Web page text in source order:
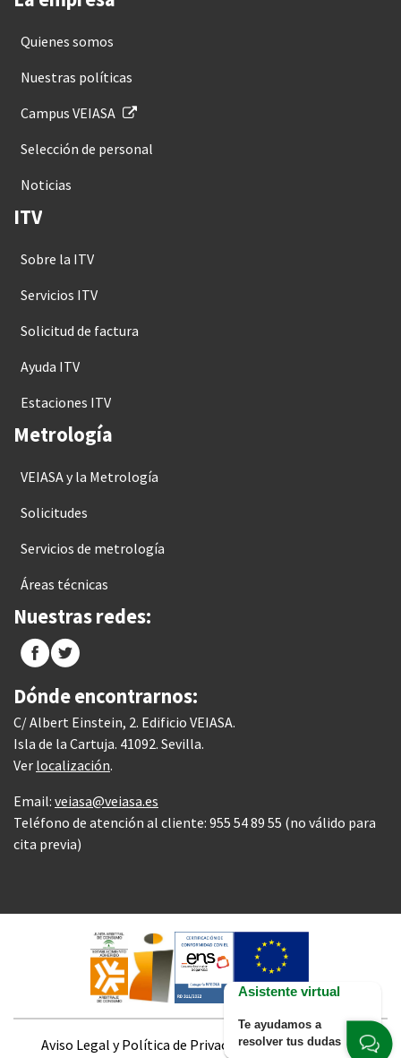
Quienes somos
Nuestras políticas
Campus VEIASA
Selección de personal
Noticias
ITV
Sobre la ITV
Servicios ITV
Solicitud de factura
Ayuda ITV
Estaciones ITV
Metrología
VEIASA y la Metrología
Solicitudes
Servicios de metrología
Áreas técnicas
Nuestras redes:
Dónde encontrarnos:
C/ Albert Einstein, 2. Edificio VEIASA.
Isla de la Cartuja. 41092. Sevilla.
Ver localización.
Email: veiasa@veiasa.es
Teléfono de atención al cliente: 955 54 89 55 (no válido para
cita previa)
Aviso Legal y Política de Privacidad Accesibilidad
Asistente virtual
Te ayudamos a
resolver tus dudas